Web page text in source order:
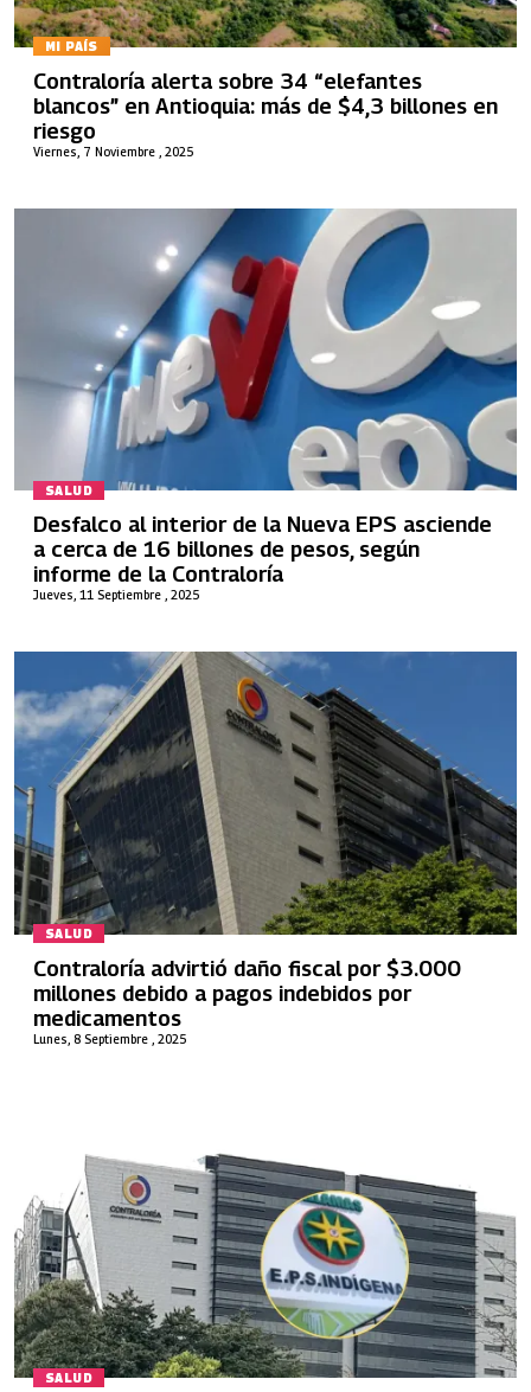
MI PAÍS
Viernes, 7 Noviembre , 2025
Contraloría alerta sobre 34 “elefantes
blancos” en Antioquia: más de $4,3 billones en
riesgo
SALUD
Jueves, 11 Septiembre , 2025
Desfalco al interior de la Nueva EPS asciende
a cerca de 16 billones de pesos, según
informe de la Contraloría
SALUD
Lunes, 8 Septiembre , 2025
Contraloría advirtió daño fiscal por $3.000
millones debido a pagos indebidos por
medicamentos
SALUD